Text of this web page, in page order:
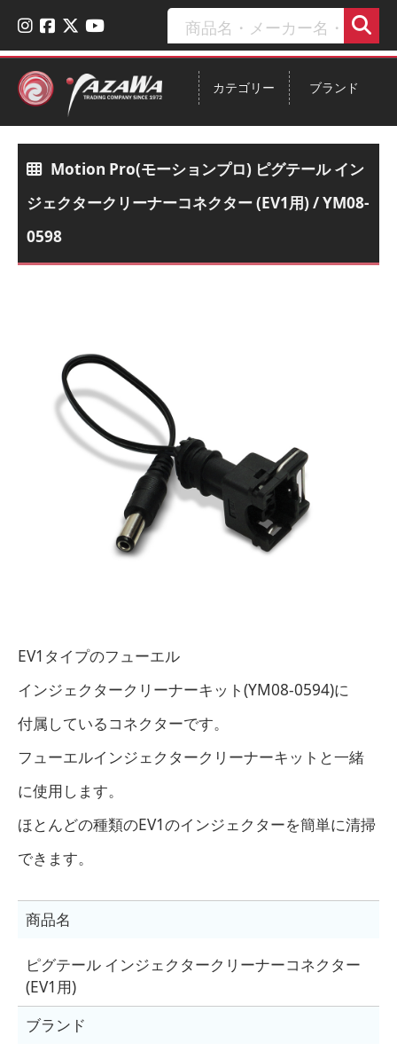
ブランド
カテゴリー
Motion Pro(モーションプロ) ピグテール イン
ジェクタークリーナーコネクター (EV1用) / YM08-
0598
EV1タイプのフューエル
インジェクタークリーナーキット(YM08-0594)に
付属しているコネクターです。
フューエルインジェクタークリーナーキットと一緒
に使用します。
ほとんどの種類のEV1のインジェクターを簡単に清掃
できます。
商品名
ピグテール インジェクタークリーナーコネクター
(EV1用)
ブランド